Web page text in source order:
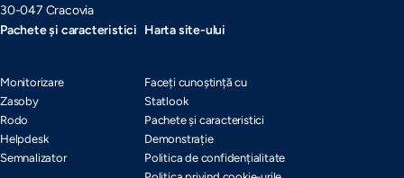
30-047 Cracovia
Pachete și caracteristici
Monitorizare
Zasoby
Rodo
Helpdesk
Semnalizator
Harta site-ului
Faceți cunoștință cu
Statlook
Pachete și caracteristici
Demonstrație
Politica de confidențialitate